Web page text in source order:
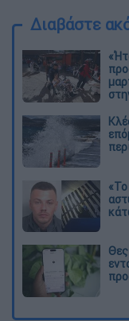
Διαβάστε